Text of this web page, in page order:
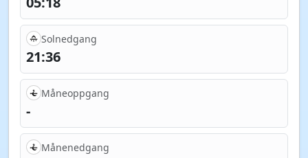
Solnedgang
21:36
Måneoppgang
-
Månenedgang